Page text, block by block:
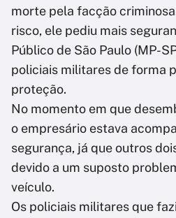
morte pela facção
risco, ele pediu mais
Público de São Paulo (MP-
policiais militares de forma
proteção.
No momento em que
o empresário estava
segurança, já que outros
devido a um suposto
veículo.
Os policiais militares que